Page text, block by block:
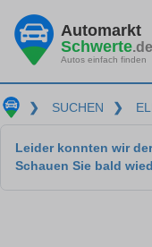
Automarkt
Schwerte.de
Autos einfach finden
❯ SUCHEN ❯
Leider konnten wir
Schauen Sie bald